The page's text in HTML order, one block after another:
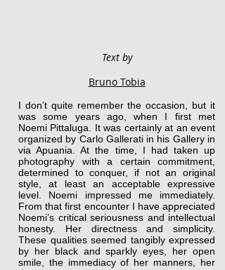
Text by
Bruno Tobia
I don’t quite remember the occasion, but it
was some years ago, when I first met
Noemi Pittaluga. It was certainly at an event
organized by Carlo Gallerati in his Gallery in
via Apuania. At the time, I had taken up
photography with a certain commitment,
determined to conquer, if not an original
style, at least an acceptable expressive
level. Noemi impressed me immediately.
From that first encounter I have appreciated
Noemi’s critical seriousness and intellectual
honesty. Her directness and simplicity.
These qualities seemed tangibly expressed
by her black and sparkly eyes, her open
smile, the immediacy of her manners, her